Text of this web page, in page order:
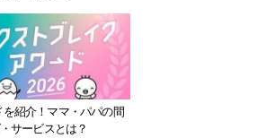
紹介！ママ・パパの間
サービスとは？